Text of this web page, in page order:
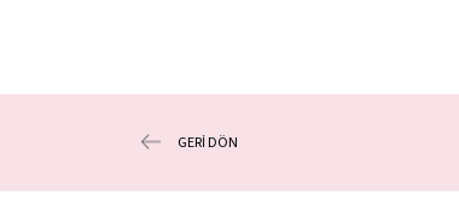
GERİ DÖN